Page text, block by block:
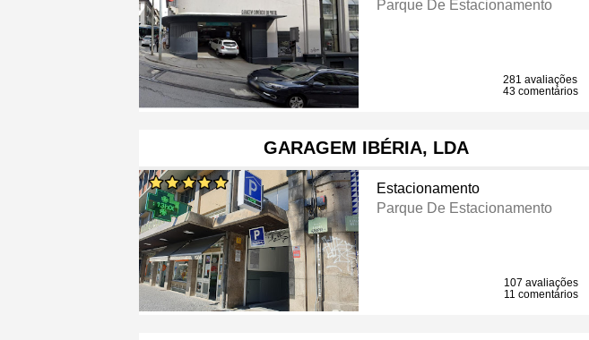
Parque De Estacionamento
281 avaliações
43 comentários
GARAGEM IBÉRIA, LDA
Estacionamento
Parque De Estacionamento
107 avaliações
11 comentários